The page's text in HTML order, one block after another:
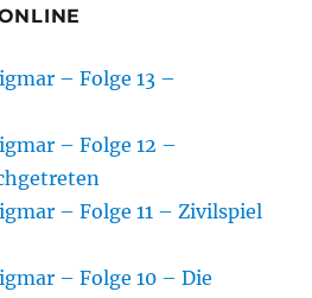
– Folge 13 –
– Folge 12 –
– Folge 11 – Zivilspiel
– Folge 10 – Die